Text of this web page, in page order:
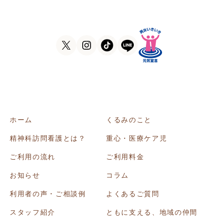
ホーム くるみのこと
精神科訪問看護とは？ 重心・医療ケア児
ご利用の流れ ご利用料金
お知らせ コラム
利用者の声・ご相談例 よくあるご質問
スタッフ紹介
ともに支える、地域の仲間